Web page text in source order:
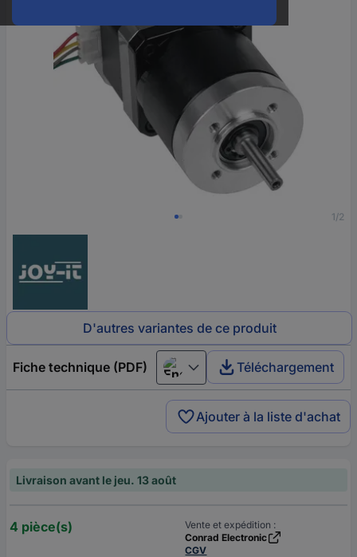
1/2
D'autres variantes de ce produit
Fiche technique (PDF) English Téléchargement
Ajouter à la liste d'achat
Livraison avant le jeu. 13 août
4 pièce(s)
Vente et expédition :
Conrad Electronic
CGV